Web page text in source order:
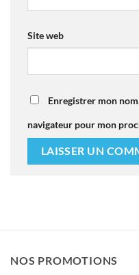
Site web
Enregistrer mon
navigateur pour mon
NOS PROMOTIONS